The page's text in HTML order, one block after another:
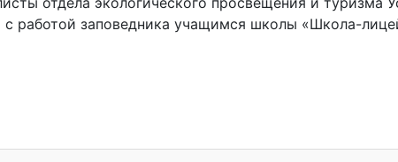
работой заповедника учащимся школы «Школа-